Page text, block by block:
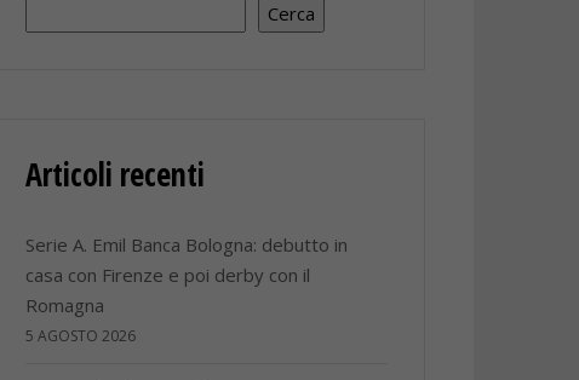
Cerca
Articoli recenti
Serie A. Emil Banca Bologna: debutto in
casa con Firenze e poi derby con il
Romagna
5 AGOSTO 2026